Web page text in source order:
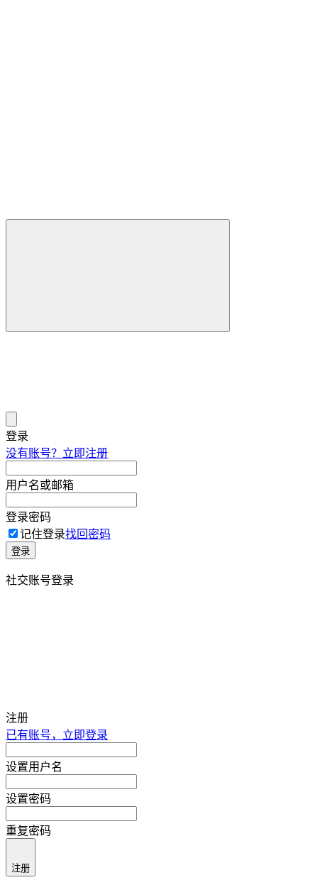
登录
没有账号？立即注册
用户名或邮箱
登录密码
记住登录找回密码
登录
社交账号登录
注册
已有账号，立即登录
设置用户名
设置密码
重复密码
注册